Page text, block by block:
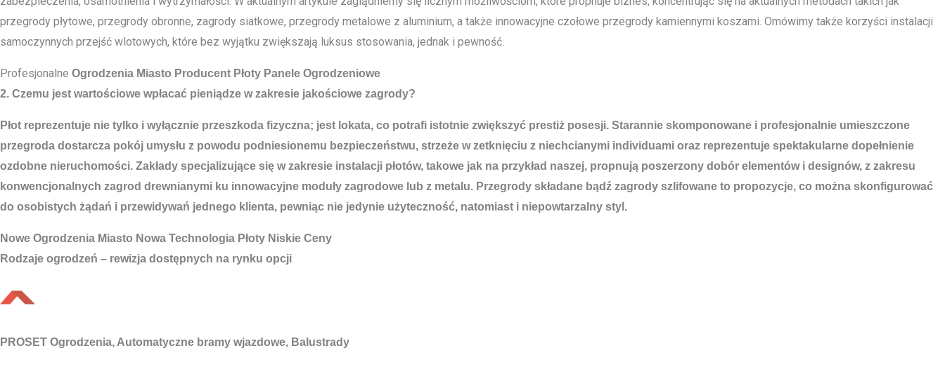
przegrody płytowe, przegrody obronne, zagrody siatkowe, przegrody metalowe z aluminium, a także innowacyjne czołowe przegrody kamiennymi koszami. Omówimy także korzyści instalacji
samoczynnych przejść wlotowych, które bez wyjątku zwiększają luksus stosowania, jednak i pewność.
Profesjonalne Ogrodzenia Miasto Producent Płoty Panele Ogrodzeniowe
2. Czemu jest wartościowe wpłacać pieniądze w zakresie jakościowe zagrody?
Płot reprezentuje nie tylko i wyłącznie przeszkoda fizyczna; jest lokata, co potrafi istotnie zwiększyć prestiż posesji. Starannie skomponowane i profesjonalnie umieszczone
przegroda dostarcza pokój umysłu z powodu podniesionemu bezpieczeństwu, strzeże w zetknięciu z niechcianymi individuami oraz reprezentuje spektakularne dopełnienie
ozdobne nieruchomości. Zakłady specjalizujące się w zakresie instalacji płotów, takowe jak na przykład naszej, propnują poszerzony dobór elementów i designów, z zakresu
konwencjonalnych zagrod drewnianymi ku innowacyjne moduły zagrodowe lub z metalu. Przegrody składane bądź zagrody szlifowane to propozycje, co można skonfigurować
do osobistych żądań i przewidywań jednego klienta, pewniąc nie jedynie użyteczność, natomiast i niepowtarzalny styl.
Nowe Ogrodzenia Miasto Nowa Technologia Płoty Niskie Ceny
Rodzaje ogrodzeń – rewizja dostępnych na rynku opcji
PROSET Ogrodzenia, Automatyczne bramy wjazdowe, Balustrady